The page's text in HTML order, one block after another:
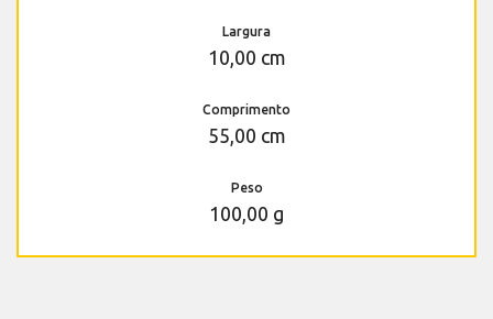
Largura
10,00 cm
Comprimento
55,00 cm
Peso
100,00 g